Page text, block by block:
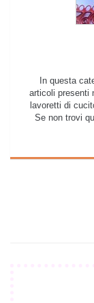
In questa
articoli presenti
lavoretti di
Se non trovi